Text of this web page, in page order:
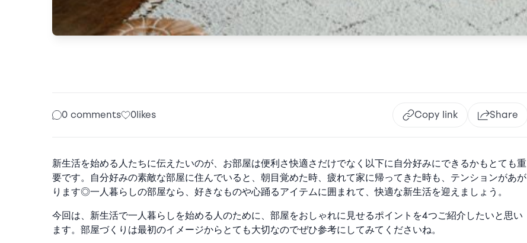
0 comments 0 likes Copy link Share
新生活を始める人たちに伝えたいのが、お部屋は便利さ快適さだけでなく以下に自分好みにできるかもとても重
要です。自分好みの素敵な部屋に住んでいると、 朝目覚めた時、疲れて家に帰ってきた時も、テンションがあが
ります◎一人暮らしの部屋なら、好きなものや心踊るアイテムに囲まれて、快適な新生活を迎えましょう。
今回は、新生活で一人暮らしを始める人のために、部屋をおしゃれに見せるポイントを4つご紹介したいと思い
ます。 部屋づくりは最初のイメージからとても大切なのでぜひ参考にしてみてくださいね。